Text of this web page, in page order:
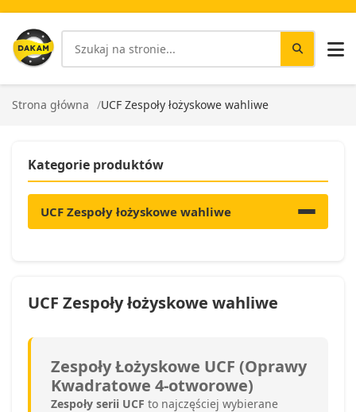
Strona główna UCF Zespoły łożyskowe wahliwe
Kategorie produktów
UCF Zespoły łożyskowe wahliwe
UCF Zespoły łożyskowe wahliwe
Zespoły Łożyskowe UCF (Oprawy
Kwadratowe 4-otworowe)
Zespoły serii UCF to najczęściej wybierane